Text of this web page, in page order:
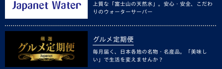
上質な「富士山の天然水」。安心・安全、こだわ
りのウォーターサーバー
グルメ定期便
毎月届く、日本各地の名物・名産品。「美味し
い」で生活を変えませんか？